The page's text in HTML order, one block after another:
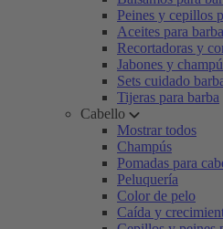
Peines y cepillos
Aceites para barba
Recortadoras y
Jabones y
Sets cuidado
Tijeras para barba
Cabello
Mostrar todos
Champús
Pomadas para
Peluquería
Color de pelo
Caída y